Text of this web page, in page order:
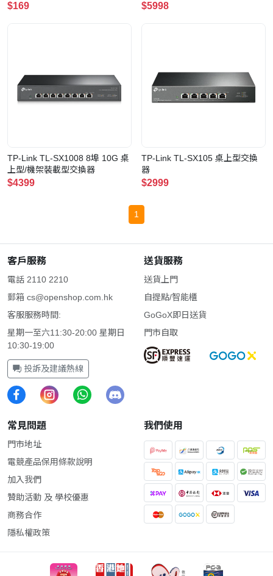
$169
換器
$5998
TP-Link TL-SX1008 8埠 10G 桌
上型/機架裝載型交換器
$4399
TP-Link TL-SX105 桌上型交換
器
$2999
1
客戶服務
電話 2110 2210
郵箱 cs@openshop.com.hk
客服服務時間:
星期一至六11:30-20:00 星期日
10:30-19:00
投訴及建議熱線
送貨服務
送貨上門
自提點/智能櫃
GoGoX即日送貨
門市自取
常見問題
門市地址
電競產品保用條款說明
加入我們
贊助活動 及 學校優惠
商務合作
隱私權政策
我們使用